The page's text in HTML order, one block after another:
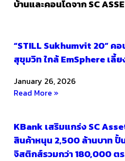
บ้านและคอนโดจาก SC
“STILL Sukhumvit 20” ค
สุขุมวิท ใกล้ EmSphere เลี้
January 26, 2026
Read More »
KBank เสริมแกร่ง SC
สินค้าหนุน 2,500 ล้านบาท ปั้
จิสติกส์รวมกว่า 180,000 ต